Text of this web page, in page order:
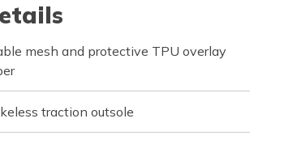
mesh and protective TPU overlay
traction outsole